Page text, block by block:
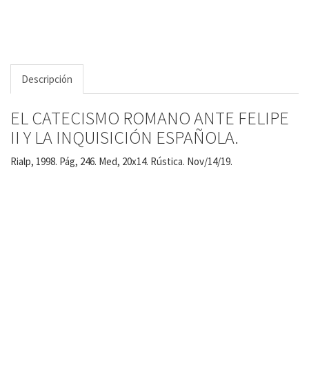
Descripción
EL CATECISMO ROMANO ANTE FELIPE
II Y LA INQUISICIÓN ESPAÑOLA.
Rialp, 1998. Pág, 246. Med, 20x14. Rústica. Nov/14/19.